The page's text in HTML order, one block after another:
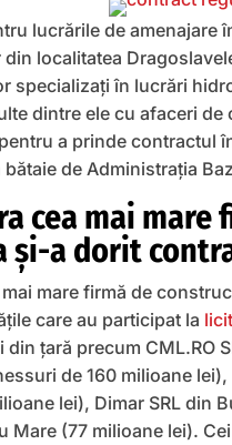
lucrările de amenajare
din localitatea
specializaţi în lucrări
dintre ele cu afaceri
a prinde contractul
de Administraţia
cea mai mare
şi-a dorit
mare firmă de
care au participat la
din ţară precum CML.RO
de 160 milioane
lei), Dimar SRL din
Mare (77 milioane lei).